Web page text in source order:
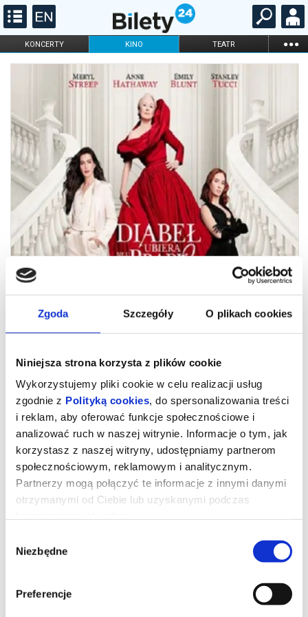
Zgoda Szczegóły O plikach cookies
Niniejsza strona korzysta z plików cookie
Wykorzystujemy pliki cookie w celu realizacji usług
zgodnie z Polityką cookies, do spersonalizowania treści
i reklam, aby oferować funkcje społecznościowe i
analizować ruch w naszej witrynie. Informacje o tym, jak
korzystasz z naszej witryny, udostępniamy partnerom
społecznościowym, reklamowym i analitycznym.
Partnerzy mogą połączyć te informacje z innymi danymi
otrzymanymi od Ciebie lub uzyskanymi podczas
zgody
Niezbędne
Preferencje
KONCERTY KINO TEATR ...
FILHARMONIA OPERA I BALET
ONLINE KARNETY
DIABEŁ UBIERA SIĘ U PRADY 2 2D
NAPISY
kinowa znajduje się w szkole TWP ul. Kraszewskiego 8A
Miranda Priestly walczy ze swoją byłą asystentką Emily - a